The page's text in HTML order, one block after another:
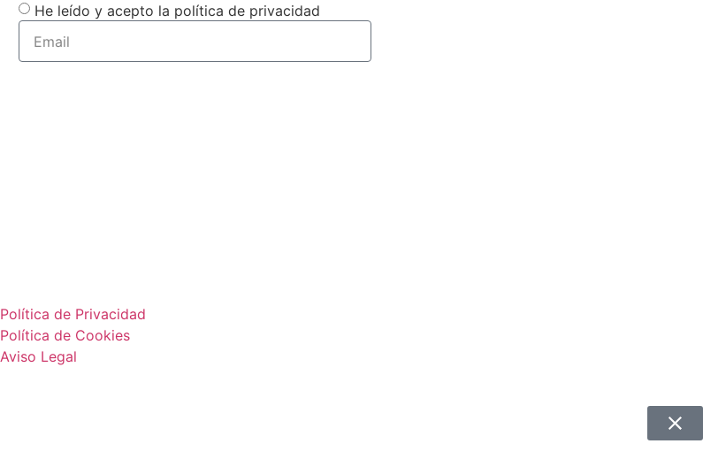
He leído y acepto la política de privacidad
Política de Privacidad
Política de Cookies
Aviso Legal